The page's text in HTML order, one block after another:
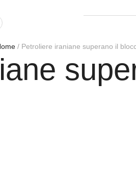
/ Petroliere iraniane superano il